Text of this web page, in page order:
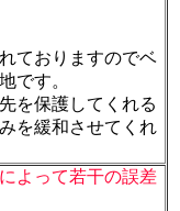
ておりますのでベ
です。
を保護してくれる
を緩和させてくれ
よって若干の誤差